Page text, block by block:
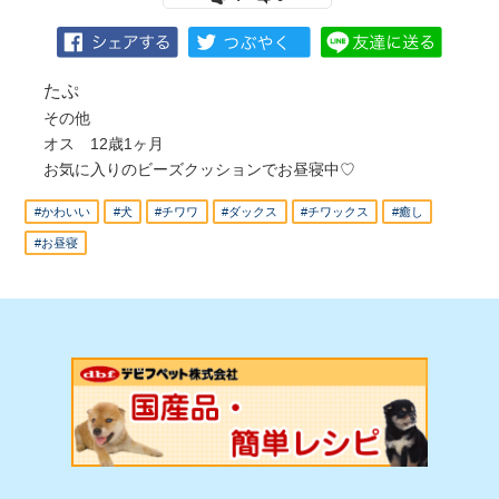
たぷ
その他
オス 12歳1ヶ月
お気に入りのビーズクッションでお昼寝中♡
#かわいい #犬 #チワワ #ダックス #チワックス #癒し
#お昼寝